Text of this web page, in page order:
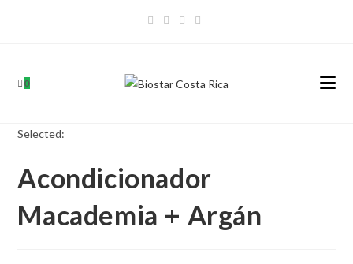
0
Selected:
Acondicionador
Macademia + Argán